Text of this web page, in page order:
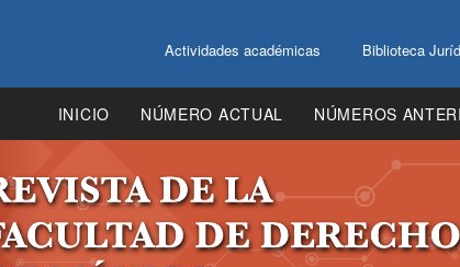
Actividades académicas Biblioteca
INICIO NÚMERO ACTUAL NÚMEROS